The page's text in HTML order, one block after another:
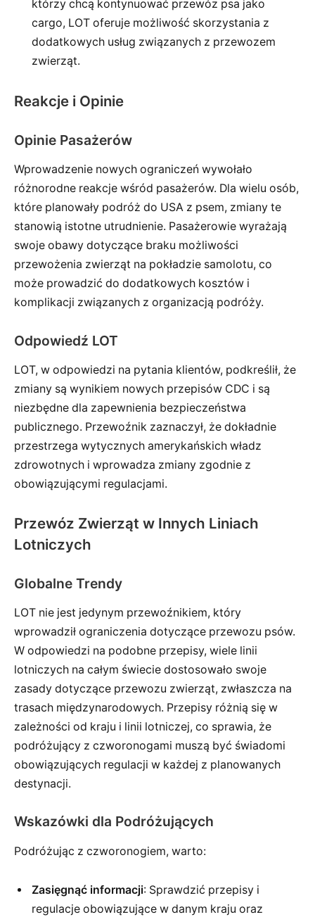
którzy chcą kontynuować przewóz psa jako
cargo, LOT oferuje możliwość skorzystania z
dodatkowych usług związanych z przewozem
zwierząt.
Reakcje i Opinie
Opinie Pasażerów
Wprowadzenie nowych ograniczeń wywołało
różnorodne reakcje wśród pasażerów. Dla wielu osób,
które planowały podróż do USA z psem, zmiany te
stanowią istotne utrudnienie. Pasażerowie wyrażają
swoje obawy dotyczące braku możliwości
przewożenia zwierząt na pokładzie samolotu, co
może prowadzić do dodatkowych kosztów i
komplikacji związanych z organizacją podróży.
Odpowiedź LOT
LOT, w odpowiedzi na pytania klientów, podkreślił, że
zmiany są wynikiem nowych przepisów CDC i są
niezbędne dla zapewnienia bezpieczeństwa
publicznego. Przewoźnik zaznaczył, że dokładnie
przestrzega wytycznych amerykańskich władz
zdrowotnych i wprowadza zmiany zgodnie z
obowiązującymi regulacjami.
Przewóz Zwierząt w Innych Liniach
Lotniczych
Globalne Trendy
LOT nie jest jedynym przewoźnikiem, który
wprowadził ograniczenia dotyczące przewozu psów.
W odpowiedzi na podobne przepisy, wiele linii
lotniczych na całym świecie dostosowało swoje
zasady dotyczące przewozu zwierząt, zwłaszcza na
trasach międzynarodowych. Przepisy różnią się w
zależności od kraju i linii lotniczej, co sprawia, że
podróżujący z czworonogami muszą być świadomi
obowiązujących regulacji w każdej z planowanych
destynacji.
Wskazówki dla Podróżujących
Podróżując z czworonogiem, warto:
Zasięgnąć informacji: Sprawdzić przepisy i
regulacje obowiązujące w danym kraju oraz